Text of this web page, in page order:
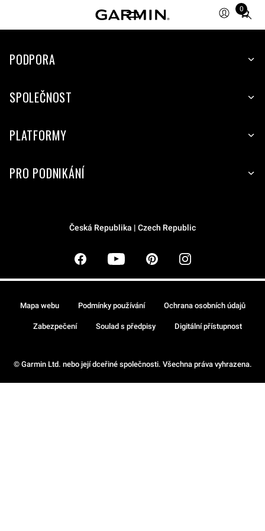
0
Total
items
cart:
PODPORA
SPOLEČNOST
PLATFORMY
PRO PODNIKÁNÍ
Česká Republika | Czech Republic
© Garmin Ltd. nebo její dceřiné společnosti. Všechna práva vyhrazena.
Mapa webu Podmínky používání Ochrana osobních údajů
Zabezpečení Soulad s předpisy Digitální přístupnost